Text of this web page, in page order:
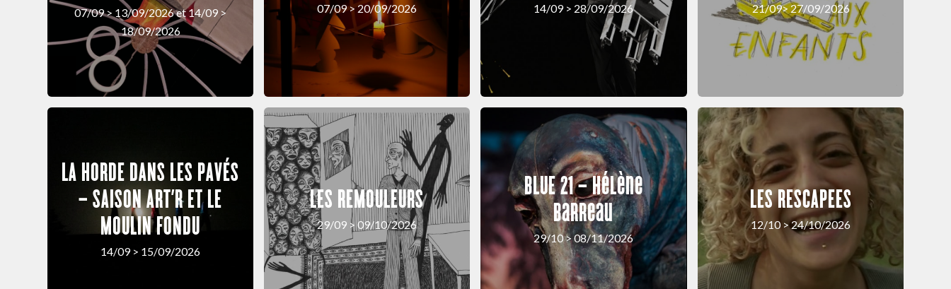
07/09 > 13/09/2026 et 14/09 >
18/09/2026
07/09 > 20/09/2026 14/09 > 28/09/2026 21/09> 27/09/2026
LA HORDE DANS LES PAVÉS
– SAISON ART’R ET LE
MOULIN FONDU
14/09 > 15/09/2026
LES REMOULEURS
29/09 > 09/10/2026
BLUE 21 – Hélène
Barreau
29/10 > 08/11/2026
LES RESCAPEES
12/10 > 24/10/2026